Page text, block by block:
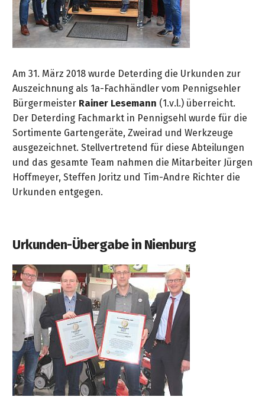
Am 31. März 2018 wurde Deterding die Urkunden zur
Auszeichnung als 1a-Fachhändler vom Pennigsehler
Bürgermeister Rainer Lesemann (1.v.l.) überreicht.
Der Deterding Fachmarkt in Pennigsehl wurde für die
Sortimente Gartengeräte, Zweirad und Werkzeuge
ausgezeichnet. Stellvertretend für diese Abteilungen
und das gesamte Team nahmen die Mitarbeiter Jürgen
Hoffmeyer, Steffen Joritz und Tim-Andre Richter die
Urkunden entgegen.
Urkunden-Übergabe in Nienburg